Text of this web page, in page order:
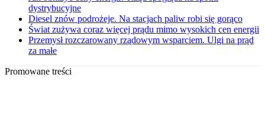
dystrybucyjne
Diesel znów podrożeje. Na stacjach paliw robi się gorąco
Świat zużywa coraz więcej prądu mimo wysokich cen energii
Przemysł rozczarowany rządowym wsparciem. Ulgi na prąd
za małe
Promowane treści